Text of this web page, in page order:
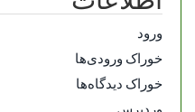
ورود
خوراک ورودی‌ها
خوراک دیدگاه‌ها
وردپرس